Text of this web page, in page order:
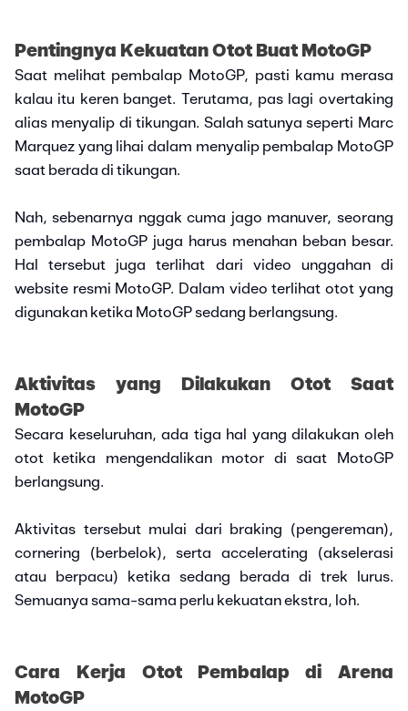
Pentingnya Kekuatan Otot Buat MotoGP
Saat melihat pembalap MotoGP, pasti kamu merasa
kalau itu keren banget. Terutama, pas lagi overtaking
alias menyalip di tikungan. Salah satunya seperti Marc
Marquez yang lihai dalam menyalip pembalap MotoGP
saat berada di tikungan.
Nah, sebenarnya nggak cuma jago manuver, seorang
pembalap MotoGP juga harus menahan beban besar.
Hal tersebut juga terlihat dari video unggahan di
website resmi MotoGP. Dalam video terlihat otot yang
digunakan ketika MotoGP sedang berlangsung.
Aktivitas yang Dilakukan Otot Saat
MotoGP
Secara keseluruhan, ada tiga hal yang dilakukan oleh
otot ketika mengendalikan motor di saat MotoGP
berlangsung.
Aktivitas tersebut mulai dari braking (pengereman),
cornering (berbelok), serta accelerating (akselerasi
atau berpacu) ketika sedang berada di trek lurus.
Semuanya sama-sama perlu kekuatan ekstra, loh.
Cara Kerja Otot Pembalap di Arena
MotoGP